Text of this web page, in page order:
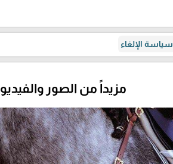
سياسة الإلغاء
مزيداً من الصور والفيديو